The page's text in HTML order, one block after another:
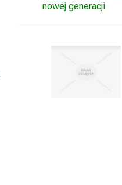
nowej generacji